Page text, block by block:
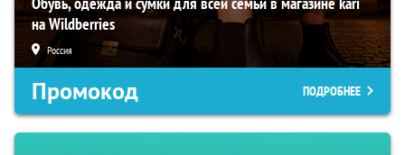
на Wildberries
Россия
Промокод ПОДРОБНЕЕ